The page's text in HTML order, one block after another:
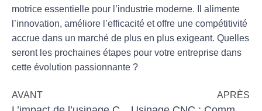
motrice essentielle pour l’industrie moderne. Il alimente
l’innovation, améliore l’efficacité et offre une compétitivité
accrue dans un marché de plus en plus exigeant. Quelles
seront les prochaines étapes pour votre entreprise dans
cette évolution passionnante ?
AVANT APRÈS